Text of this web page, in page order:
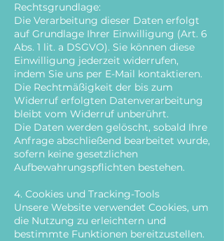
Rechtsgrundlage:
Die Verarbeitung dieser Daten erfolgt
auf Grundlage Ihrer Einwilligung (Art. 6
Abs. 1 lit. a DSGVO). Sie können diese
Einwilligung jederzeit widerrufen,
indem Sie uns per E-Mail kontaktieren.
Die Rechtmäßigkeit der bis zum
Widerruf erfolgten Datenverarbeitung
bleibt vom Widerruf unberührt.
Die Daten werden gelöscht, sobald Ihre
Anfrage abschließend bearbeitet wurde,
sofern keine gesetzlichen
Aufbewahrungspflichten bestehen.
4. Cookies und Tracking-Tools
Unsere Website verwendet Cookies, um
die Nutzung zu erleichtern und
bestimmte Funktionen bereitzustellen.